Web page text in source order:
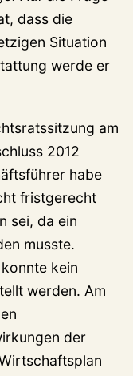
dass die
Situation
werde er
am
2012
habe
fristgerecht
sei, da ein
musste.
kein
werden. Am
der